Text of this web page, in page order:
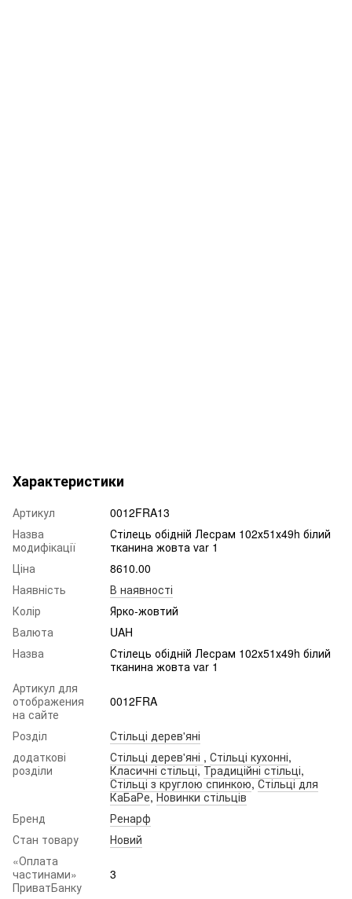
Характеристики
Артикул
0012FRA13
Назва
модифікації
Стілець обідній Лесрам 102х51х49h білий
тканина жовта var 1
Ціна
8610.00
Наявність
В наявності
Колір
Ярко-жовтий
Валюта
UAH
Назва
Стілець обідній Лесрам 102х51х49h білий
тканина жовта var 1
Артикул для
отображения
на сайте
0012FRA
Розділ
Стільці дерев'яні
додаткові
розділи
Стільці дерев'яні , Стільці кухонні,
Класичні стільці,Традиційні стільці,
Стільці з круглою спинкою,Стільці для
КаБаРе,Новинки стільців
Бренд
Ренарф
Стан товару
Новий
«Оплата
частинами»
ПриватБанку
3